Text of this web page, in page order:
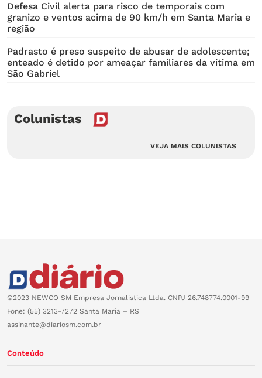
Defesa Civil alerta para risco de temporais com
granizo e ventos acima de 90 km/h em Santa Maria e
região
Padrasto é preso suspeito de abusar de adolescente;
enteado é detido por ameaçar familiares da vítima em
São Gabriel
Colunistas
VEJA MAIS COLUNISTAS
©2023 NEWCO SM Empresa Jornalística Ltda. CNPJ 26.748774.0001-99
Fone: (55) 3213-7272 Santa Maria – RS
assinante@diariosm.com.br
Conteúdo